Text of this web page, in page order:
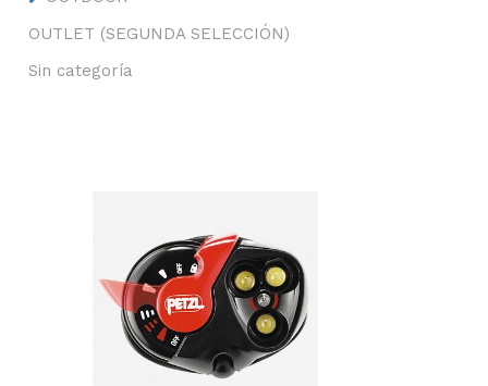
OUTLET (SEGUNDA SELECCIÓN)
Sin categoría